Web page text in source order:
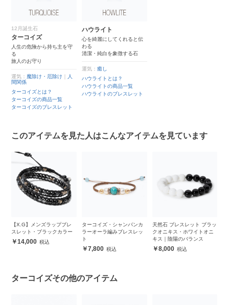
12月誕生石
ターコイズ
人生の危険から持ち主を守
る
旅人のお守り
運気： 魔除け・厄除け
人
間関係
ターコイズとは？
ターコイズの商品一覧
ターコイズのブレスレット
ハウライト
心を綺麗にしてくれると伝
わる
清潔・純白を象徴する石
運気：癒し
ハウライトとは？
ハウライトの商品一覧
ハウライトのブレスレット
このアイテムを見た人はこんなアイテムを見ています
【X.G】メンズラップブレ
スレット・ブラックカラー
14,000
ターコイズ・シャンパンカ
ラーオーラ編みブレスレッ
ト
7,800
天然石 ブレスレット ブラッ
クオニキス・ホワイトオニ
キス｜陰陽のバランス
8,000
ターコイズその他のアイテム